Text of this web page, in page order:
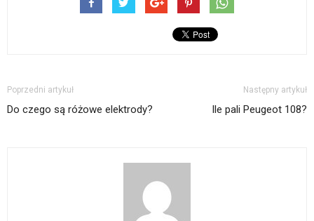
Poprzedni artykuł
Do czego są różowe elektrody?
Następny artykuł
Ile pali Peugeot 108?